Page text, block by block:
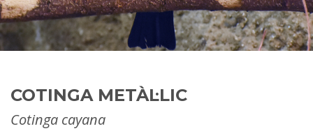
COTINGA METÀL·LIC
Cotinga cayana